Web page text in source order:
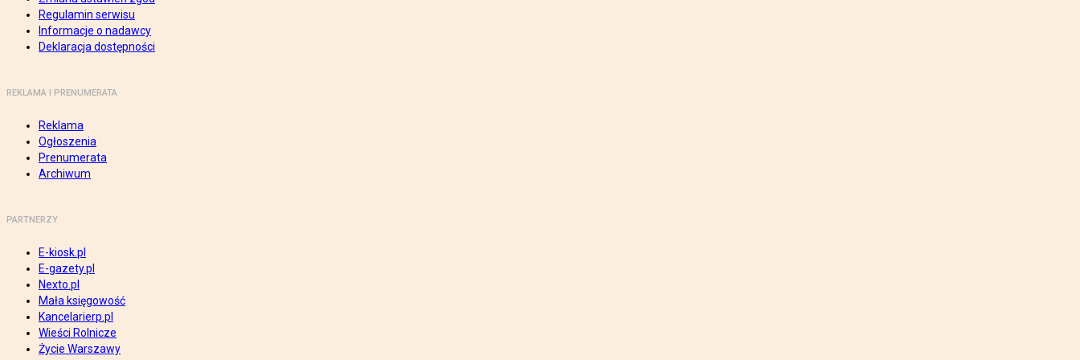
Regulamin serwisu
Informacje o nadawcy
Deklaracja dostępności
REKLAMA I PRENUMERATA
Reklama
Ogłoszenia
Prenumerata
Archiwum
PARTNERZY
E-kiosk.pl
E-gazety.pl
Nexto.pl
Mała księgowość
Kancelarierp.pl
Wieści Rolnicze
Życie Warszawy